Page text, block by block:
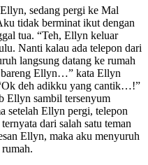
sedang pergi ke Mal
tidak berminat ikut dengan
tua. “Teh, Ellyn keluar
Nanti kalau ada telepon dari
langsung datang ke rumah
bareng Ellyn…” kata Ellyn
deh adikku yang cantik…!”
Ellyn sambil tersenyum
setelah Ellyn pergi, telepon
dari salah satu teman
Ellyn, maka aku menyuruh